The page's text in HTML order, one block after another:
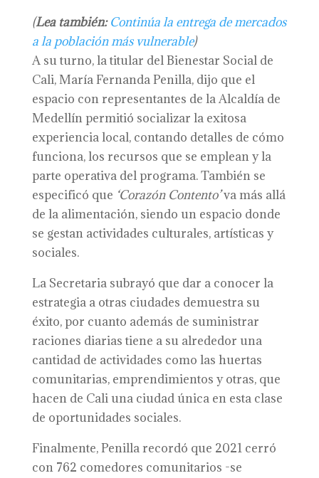
(Lea también: Continúa la entrega de mercados
a la población más vulnerable)
A su turno, la titular del Bienestar Social de
Cali, María Fernanda Penilla, dijo que el
espacio con representantes de la Alcaldía de
Medellín permitió socializar la exitosa
experiencia local, contando detalles de cómo
funciona, los recursos que se emplean y la
parte operativa del programa. También se
especificó que ‘Corazón Contento’va más allá
de la alimentación, siendo un espacio donde
se gestan actividades culturales, artísticas y
sociales.
La Secretaria subrayó que dar a conocer la
estrategia a otras ciudades demuestra su
éxito, por cuanto además de suministrar
raciones diarias tiene a su alrededor una
cantidad de actividades como las huertas
comunitarias, emprendimientos y otras, que
hacen de Cali una ciudad única en esta clase
de oportunidades sociales.
Finalmente, Penilla recordó que 2021 cerró
con 762 comedores comunitarios -se